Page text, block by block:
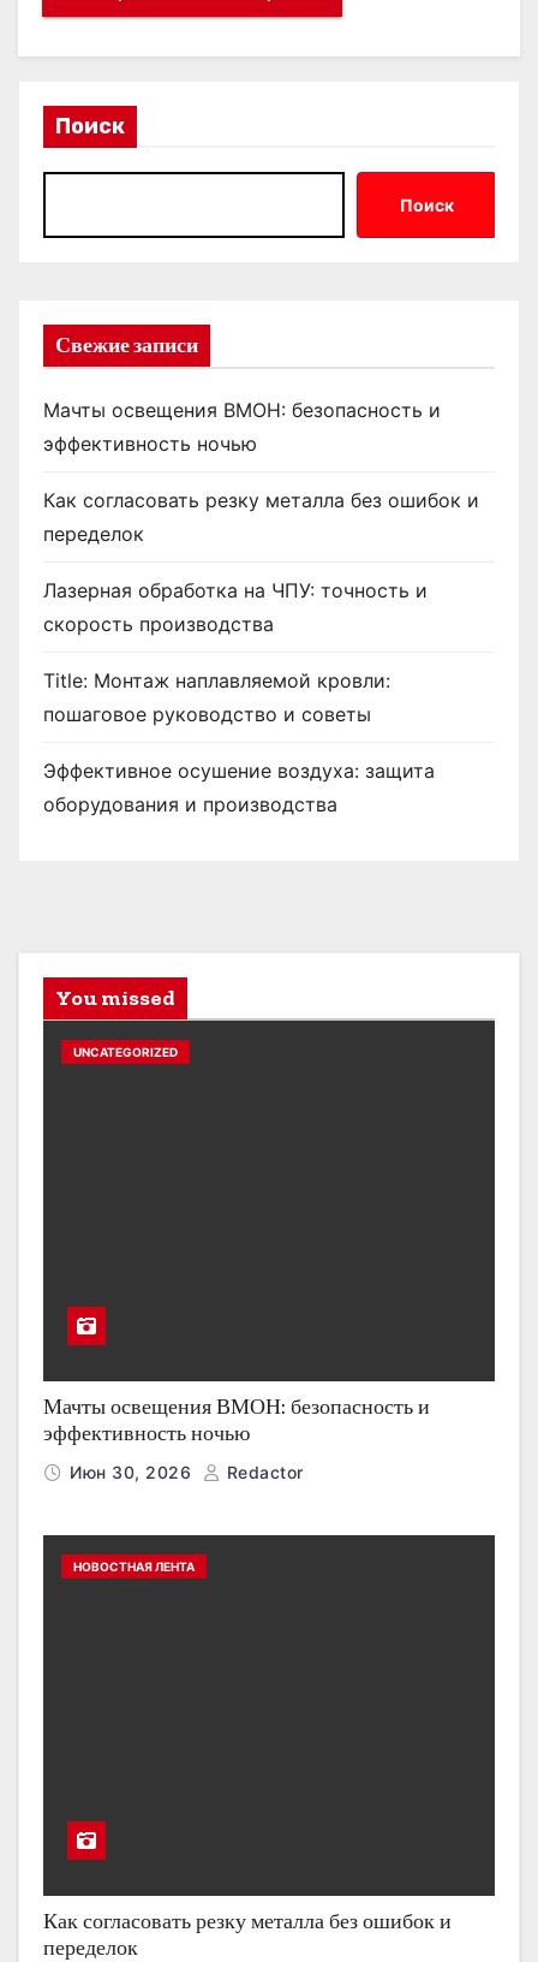
Поиск
Поиск
Свежие записи
Мачты освещения ВМОН: безопасность и
эффективность ночью
Как согласовать резку металла без ошибок и
переделок
Лазерная обработка на ЧПУ: точность и
скорость производства
Title: Монтаж наплавляемой кровли:
пошаговое руководство и советы
Эффективное осушение воздуха: защита
оборудования и производства
You missed
UNCATEGORIZED
Мачты освещения ВМОН: безопасность и
эффективность ночью
Июн 30, 2026 Redactor
НОВОСТНАЯ ЛЕНТА
Как согласовать резку металла без ошибок и
переделок